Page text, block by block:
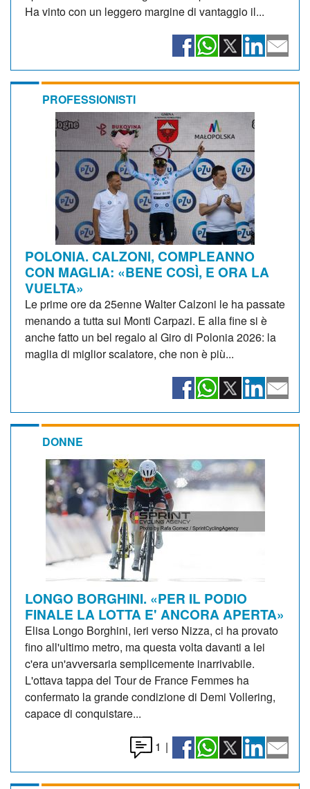
Ha vinto con un leggero margine di vantaggio il...
PROFESSIONISTI
POLONIA. CALZONI, COMPLEANNO
CON MAGLIA: «BENE COSÌ, E ORA LA
VUELTA»
Le prime ore da 25enne Walter Calzoni le ha passate
menando a tutta sui Monti Carpazi. E alla fine si è
anche fatto un bel regalo al Giro di Polonia 2026: la
maglia di miglior scalatore, che non è più...
DONNE
LONGO BORGHINI. «PER IL PODIO
FINALE LA LOTTA E' ANCORA APERTA»
Elisa Longo Borghini, ieri verso Nizza, ci ha provato
fino all'ultimo metro, ma questa volta davanti a lei
c'era un'avversaria semplicemente inarrivabile.
L'ottava tappa del Tour de France Femmes ha
confermato la grande condizione di Demi Vollering,
capace di conquistare...
1 |